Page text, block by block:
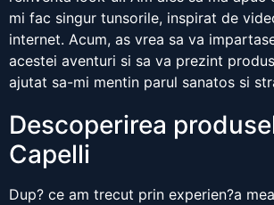
mi fac singur tunsorile, inspirat de
internet. Acum, as vrea sa va
acestei aventuri si sa va prezint
ajutat sa-mi mentin parul sanatos si
Descoperirea
Capelli
Dup? ce am trecut prin experien?a